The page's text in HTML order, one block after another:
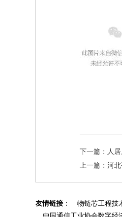
下一篇 ： 人
上一篇 ： 河
友情链接 ： 物链芯工程技